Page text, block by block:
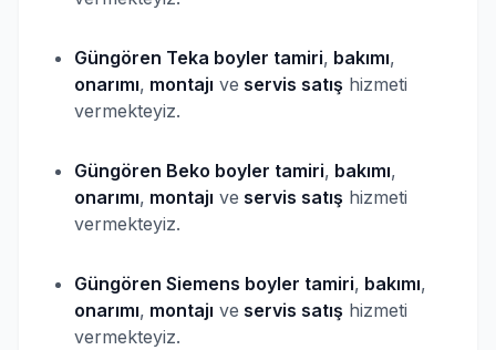
Güngören Teka boyler tamiri, bakımı,
onarımı, montajı ve servis satış hizmeti
vermekteyiz.
Güngören Beko boyler tamiri, bakımı,
onarımı, montajı ve servis satış hizmeti
vermekteyiz.
Güngören Siemens boyler tamiri, bakımı,
onarımı, montajı ve servis satış hizmeti
vermekteyiz.